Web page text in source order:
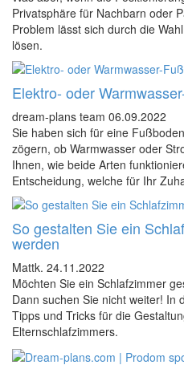
Privatsphäre für Nachbarn oder
Problem lässt sich durch die
lösen.
Elektro- oder
dream-plans team 06.09.2022
Sie haben sich für eine
zögern, ob Warmwasser oder
Ihnen, wie beide Arten
Entscheidung, welche für Ihr
So gestalten Sie ein
werden
Mattk. 24.11.2022
Möchten Sie ein Schlafzimmer
Dann suchen Sie nicht weiter! In
Tipps und Tricks für die
Elternschlafzimmers.